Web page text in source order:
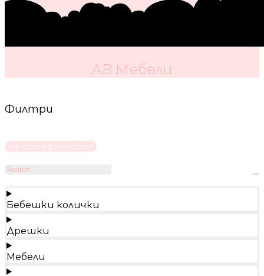
AB Мебели
Филтри
Изчисти филтрите
Бебешки колички
Дрешки
Мебели